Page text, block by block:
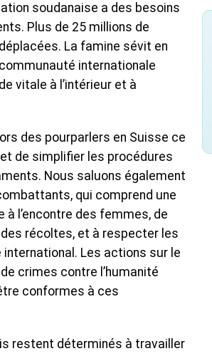
soudanaise a des besoins
Plus de 25 millions de
La famine sévit en
internationale
vitale à l’intérieur et à
des pourparlers en Suisse ce
de simplifier les procédures
Nous saluons également
qui comprend une
l’encontre des femmes, de
récoltes, et à respecter les
Les actions sur le
crimes contre l’humanité
conformes à ces
restent déterminés à travailler